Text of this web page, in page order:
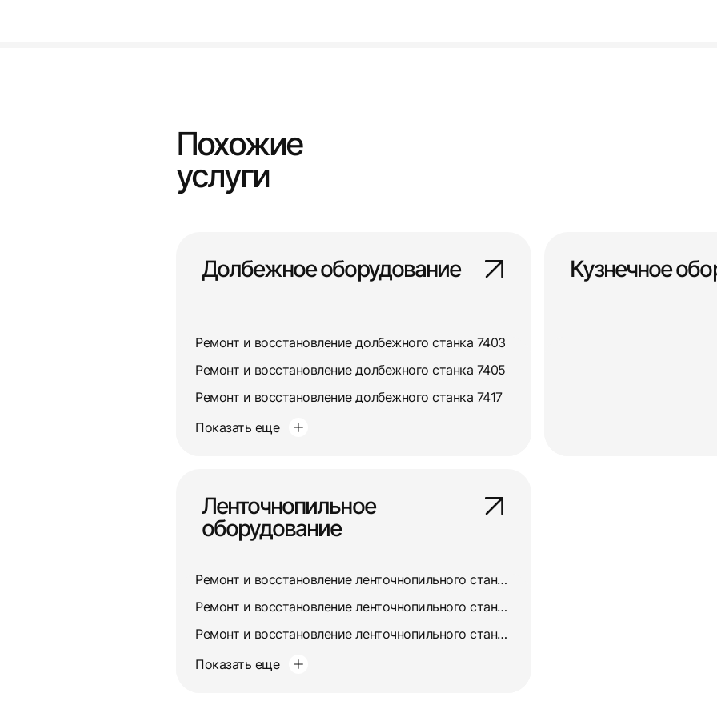
Похожие
услуги
Долбежное оборудование
Ремонт и восстановление долбежного станка 7403
Ремонт и восстановление долбежного станка 7405
Ремонт и восстановление долбежного станка 7417
Показать еще
Кузнечное
Ленточнопильное
оборудование
Ремонт и восстановление ленточнопильного станка 8725
Ремонт и восстановление ленточнопильного станка 872А
Ремонт и восстановление ленточнопильного станка 872М
Показать еще